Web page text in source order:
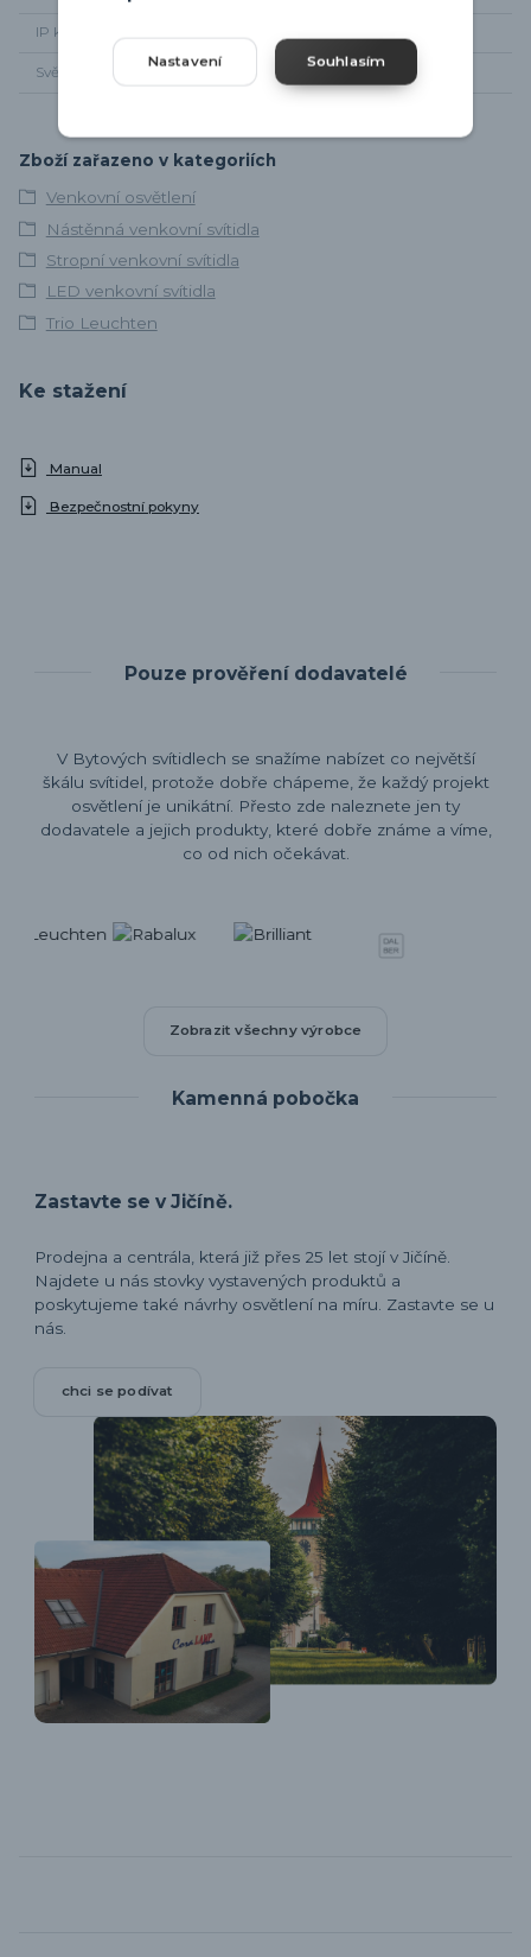
IP krytí
Světelný tok
Zboží zařazeno v kategoriích
Venkovní osvětlení
Nástěnná venkovní svítidla
Stropní venkovní svítidla
LED venkovní svítidla
Trio Leuchten
Ke stažení
Manual
Bezpečnostní pokyny
Pouze prověření dodavatelé
V Bytových svítidlech se snažíme nabízet co největší
škálu svítidel, protože dobře chápeme, že každý projekt
osvětlení je unikátní. Přesto zde naleznete jen ty
dodavatele a jejich produkty, které dobře známe a víme,
co od nich očekávat.
Zobrazit všechny výrobce
Kamenná pobočka
Zastavte se v Jičíně.
Prodejna a centrála, která již přes 25 let stojí v Jičíně.
Najdete u nás stovky vystavených produktů a
poskytujeme také návrhy osvětlení na míru. Zastavte se u
nás.
chci se podívat
Nastavení Souhlasím